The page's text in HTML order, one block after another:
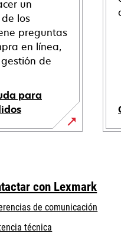
un
los
preguntas
en línea,
de
para
se
con Lexmark
de comunicación
técnica